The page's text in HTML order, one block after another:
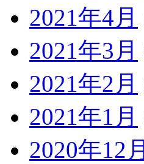
2021年4月
2021年3月
2021年2月
2021年1月
2020年12月